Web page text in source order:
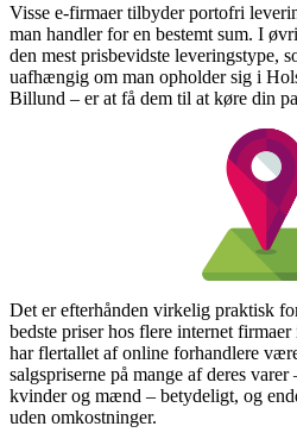
Visse e-firmaer tilbyder portofri
man handler for en bestemt sum. I
den mest prisbevidste leveringstype,
uafhængig om man opholder sig i
Billund – er at få dem til at køre din
Det er efterhånden virkelig praktisk
bedste priser hos flere internet
har flertallet af online forhandlere
salgspriserne på mange af deres
kvinder og mænd – betydeligt, og
uden omkostninger.